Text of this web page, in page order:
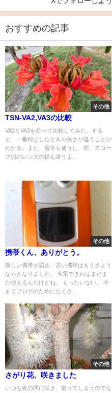
おすすめの記事
その他
TSN-VA2,VA3の比較
VA2とVA3を並べて比較してみた。する
と、一番伸ばしたときの長さが違うことが
わかる。また、倍率も違うし、前、スコー
プ側のレンズの径も違うよ...
その他
携帯くん、ありがとう。
新しい携帯が届き、古い携帯はもうさよう
ならとなりました。 充電できればまだま
だ使えるんだけどね。 もったいない。 今
までブログのためにたくさ...
その他
さがり花、咲きました
いつも夜の間に咲き、散ってしまうのでな